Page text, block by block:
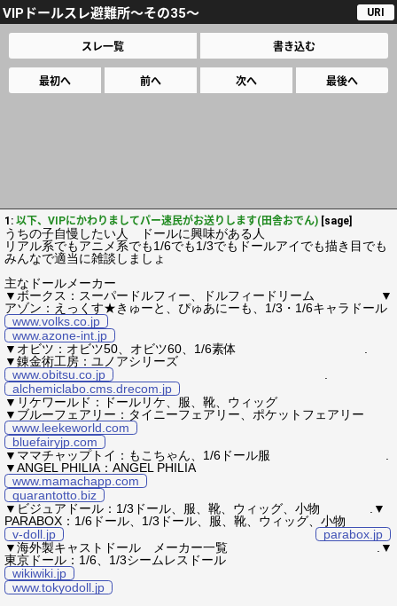
VIPドールスレ避難所～その35～ URI
スレ一覧 書き込む
最初へ 前へ 次へ 最後へ
1: 以下、VIPにかわりましてパー速民がお送りします(田舎おでん) [sage]
うちの子自慢したい人 ドールに興味がある人
リアル系でもアニメ系でも1/6でも1/3でもドールアイでも描き目でも
みんなで適当に雑談しましょ
主なドールメーカー
▼ボークス：スーパードルフィー、ドルフィードリーム ▼
アゾン：えっくす★きゅーと、ぴゅあにーも、1/3・1/6キャラドール
www.volks.co.jp
www.azone-int.jp
▼オビツ：オビツ50、オビツ60、1/6素体 .
▼錬金術工房：ユノアシリーズ
www.obitsu.co.jp
alchemiclabo.cms.drecom.jp
▼リケワールド：ドールリケ、服、靴、ウィッグ
▼ブルーフェアリー：タイニーフェアリー、ポケットフェアリー
www.leekeworld.com
bluefairyjp.com
▼ママチャップトイ：もこちゃん、1/6ドール服 .
▼ANGEL PHILIA：ANGEL PHILIA
www.mamachapp.com
quarantotto.biz
▼ビジュアドール：1/3ドール、服、靴、ウィッグ、小物 .▼
PARABOX：1/6ドール、1/3ドール、服、靴、ウィッグ、小物
v-doll.jp
parabox.jp
▼海外製キャストドール メーカー一覧 .▼
東京ドール：1/6、1/3シームレスドール
wikiwiki.jp
www.tokyodoll.jp